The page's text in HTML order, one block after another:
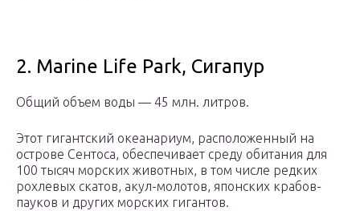
2. Marine Life Park, Сигапур
Общий объем воды — 45 млн. литров.
Этот гигантский океанариум, расположенный на
острове Сентоса, обеспечивает среду обитания для
100 тысяч морских животных, в том числе редких
рохлевых скатов, акул-молотов, японских крабов-
пауков и других морских гигантов.